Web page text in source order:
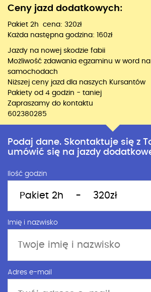
Ceny jazd dodatkowych:
Pakiet 2h cena: 320zł
Każda następna godzina: 160zł
Jazdy na nowej skodzie fabii
Możliwość zdawania egzaminu w word
samochodach
Niższej ceny jazd dla naszych Kursantów
Pakiety od 4 godzin - taniej
Zapraszamy do kontaktu
602380285
Podaj dane. Skontaktuje się z
umówić się na jazdy
Ilość godzin
Imię i nazwisko
Adres e-mail